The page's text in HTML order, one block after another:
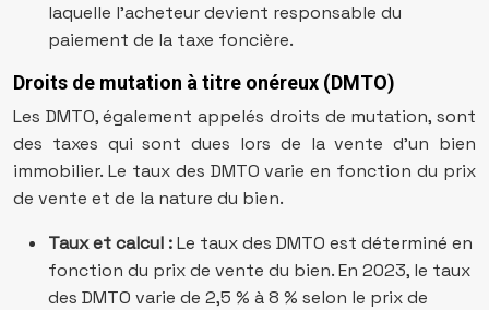
laquelle l’acheteur devient responsable du
paiement de la taxe foncière.
Droits de mutation à titre onéreux (DMTO)
Les DMTO, également appelés droits de mutation, sont
des taxes qui sont dues lors de la vente d’un bien
immobilier. Le taux des DMTO varie en fonction du prix
de vente et de la nature du bien.
Taux et calcul :Le taux des DMTO est déterminé en
fonction du prix de vente du bien. En 2023, le taux
des DMTO varie de 2,5 % à 8 % selon le prix de